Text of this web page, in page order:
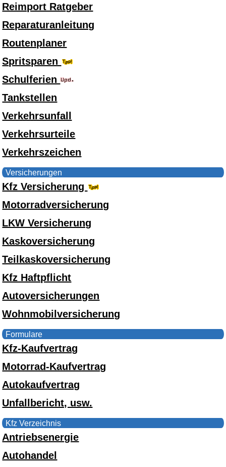
Reimport Ratgeber
Reparaturanleitung
Routenplaner
Spritsparen
Schulferien
Tankstellen
Verkehrsunfall
Verkehrsurteile
Verkehrszeichen
Versicherungen
Kfz Versicherung
Motorradversicherung
LKW Versicherung
Kaskoversicherung
Teilkaskoversicherung
Kfz Haftpflicht
Autoversicherungen
Wohnmobilversicherung
Formulare
Kfz-Kaufvertrag
Motorrad-Kaufvertrag
Autokaufvertrag
Unfallbericht, usw.
Kfz Verzeichnis
Antriebsenergie
Autohandel